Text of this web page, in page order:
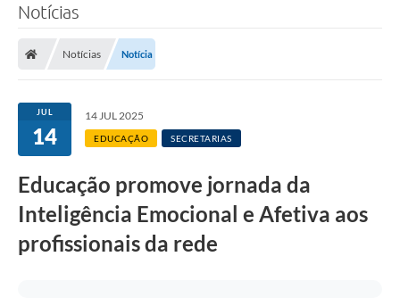
Notícias
Notícias Notícia
JUL
14
14 JUL 2025
EDUCAÇÃO SECRETARIAS
Educação promove jornada da
Inteligência Emocional e Afetiva aos
profissionais da rede